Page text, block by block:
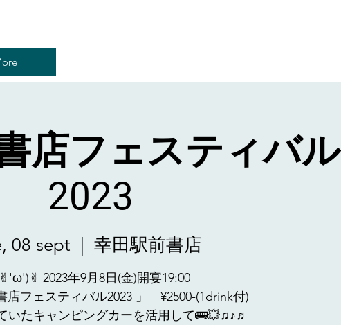
店フェスティバル
2023
08 sept 幸田駅前書店
2023年9月8日(金)開宴19:00
店フェスティバル2023 」 ¥2500-(1drink付)
いたキャンピングカーを活用して🚌💥♫♪♬